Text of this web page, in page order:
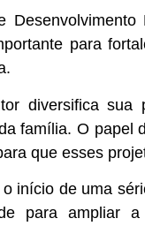
para
diversifica
família. O papel
que esses
início de uma
para ampliar